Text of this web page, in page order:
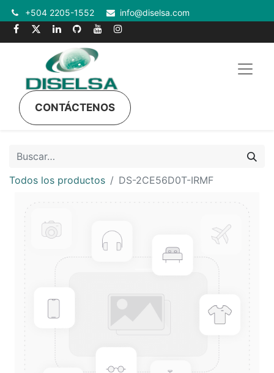
+504 2205-1552 info@diselsa.com
CONTÁCTENOS
Todos los productos DS-2CE56D0T-IRMF